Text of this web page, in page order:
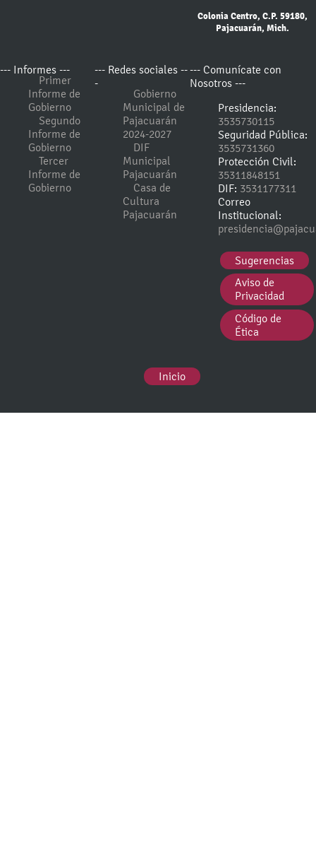
Colonia Centro, C.P. 59180,
Pajacuarán, Mich.
--- Informes ---
Primer
Informe de
Gobierno
Segundo
Informe de
Gobierno
Tercer
Informe de
Gobierno
--- Redes sociales --
-
Gobierno
Municipal de
Pajacuarán
2024-2027
DIF
Municipal
Pajacuarán
Casa de
Cultura
Pajacuarán
--- Comunícate con
Nosotros ---
Presidencia:
3535730115
Seguridad Pública:
3535731360
Protección Civil:
35311848151
DIF: 3531177311
Correo
Institucional:
Sugerencias
Aviso de
Privacidad
Código de
Ética
Inicio